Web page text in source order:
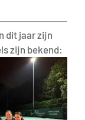
dit jaar zijn
zijn bekend: